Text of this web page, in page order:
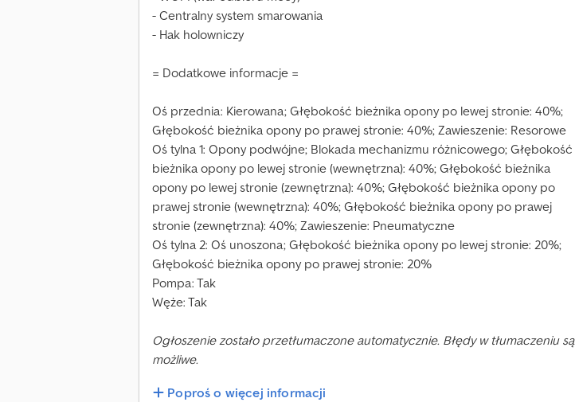
- Centralny system smarowania
- Hak holowniczy
= Dodatkowe informacje =
Oś przednia: Kierowana; Głębokość bieżnika opony po lewej stronie: 40%;
Głębokość bieżnika opony po prawej stronie: 40%; Zawieszenie: Resorowe
Oś tylna 1: Opony podwójne; Blokada mechanizmu różnicowego; Głębokość
bieżnika opony po lewej stronie (wewnętrzna): 40%; Głębokość bieżnika
opony po lewej stronie (zewnętrzna): 40%; Głębokość bieżnika opony po
prawej stronie (wewnętrzna): 40%; Głębokość bieżnika opony po prawej
stronie (zewnętrzna): 40%; Zawieszenie: Pneumatyczne
Oś tylna 2: Oś unoszona; Głębokość bieżnika opony po lewej stronie: 20%;
Głębokość bieżnika opony po prawej stronie: 20%
Pompa: Tak
Węże: Tak
Ogłoszenie zostało przetłumaczone automatycznie. Błędy w tłumaczeniu są
możliwe.
Poproś o więcej informacji